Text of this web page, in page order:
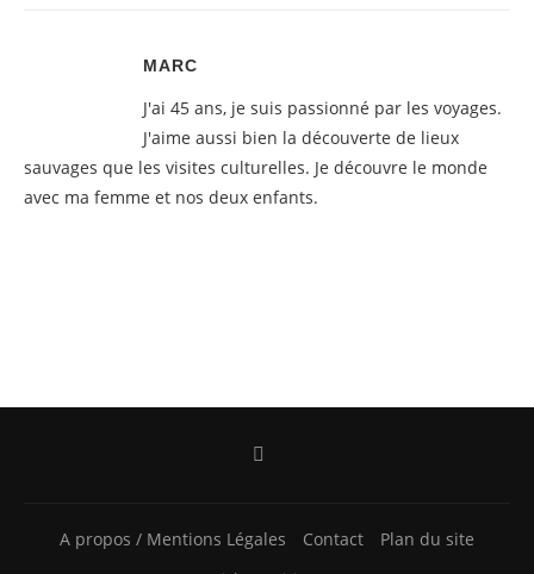
MARC
J'ai 45 ans, je suis passionné par les voyages.
J'aime aussi bien la découverte de lieux
sauvages que les visites culturelles. Je découvre le monde
avec ma femme et nos deux enfants.
A propos / Mentions Légales Contact Plan du site